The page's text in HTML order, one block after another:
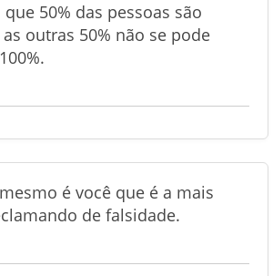
50% das pessoas são
outras 50% não se pode
é você que é a mais
de falsidade.